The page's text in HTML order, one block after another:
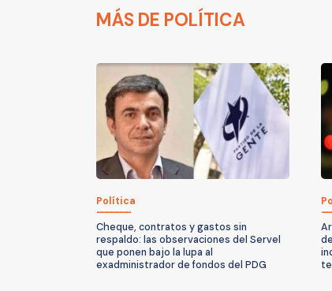
MÁS DE POLÍTICA
Política
Cheque, contratos y gastos sin
respaldo: las observaciones del Servel
que ponen bajo la lupa al
exadministrador de fondos del PDG